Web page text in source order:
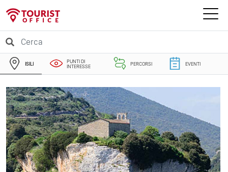
ISILI
PUNTI DI
INTERESSE
PERCORSI EVENTI